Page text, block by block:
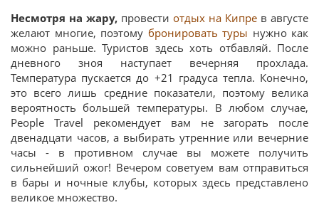
Несмотря на жару, провести отдых на Кипре в августе
желают многие, поэтому бронировать туры нужно как
можно раньше. Туристов здесь хоть отбавляй. После
дневного зноя наступает вечерняя прохлада.
Температура пускается до +21 градуса тепла. Конечно,
это всего лишь средние показатели, поэтому велика
вероятность большей температуры. В любом случае,
People Travel рекомендует вам не загорать после
двенадцати часов, а выбирать утренние или вечерние
часы - в противном случае вы можете получить
сильнейший ожог! Вечером советуем вам отправиться
в бары и ночные клубы, которых здесь представлено
великое множество.